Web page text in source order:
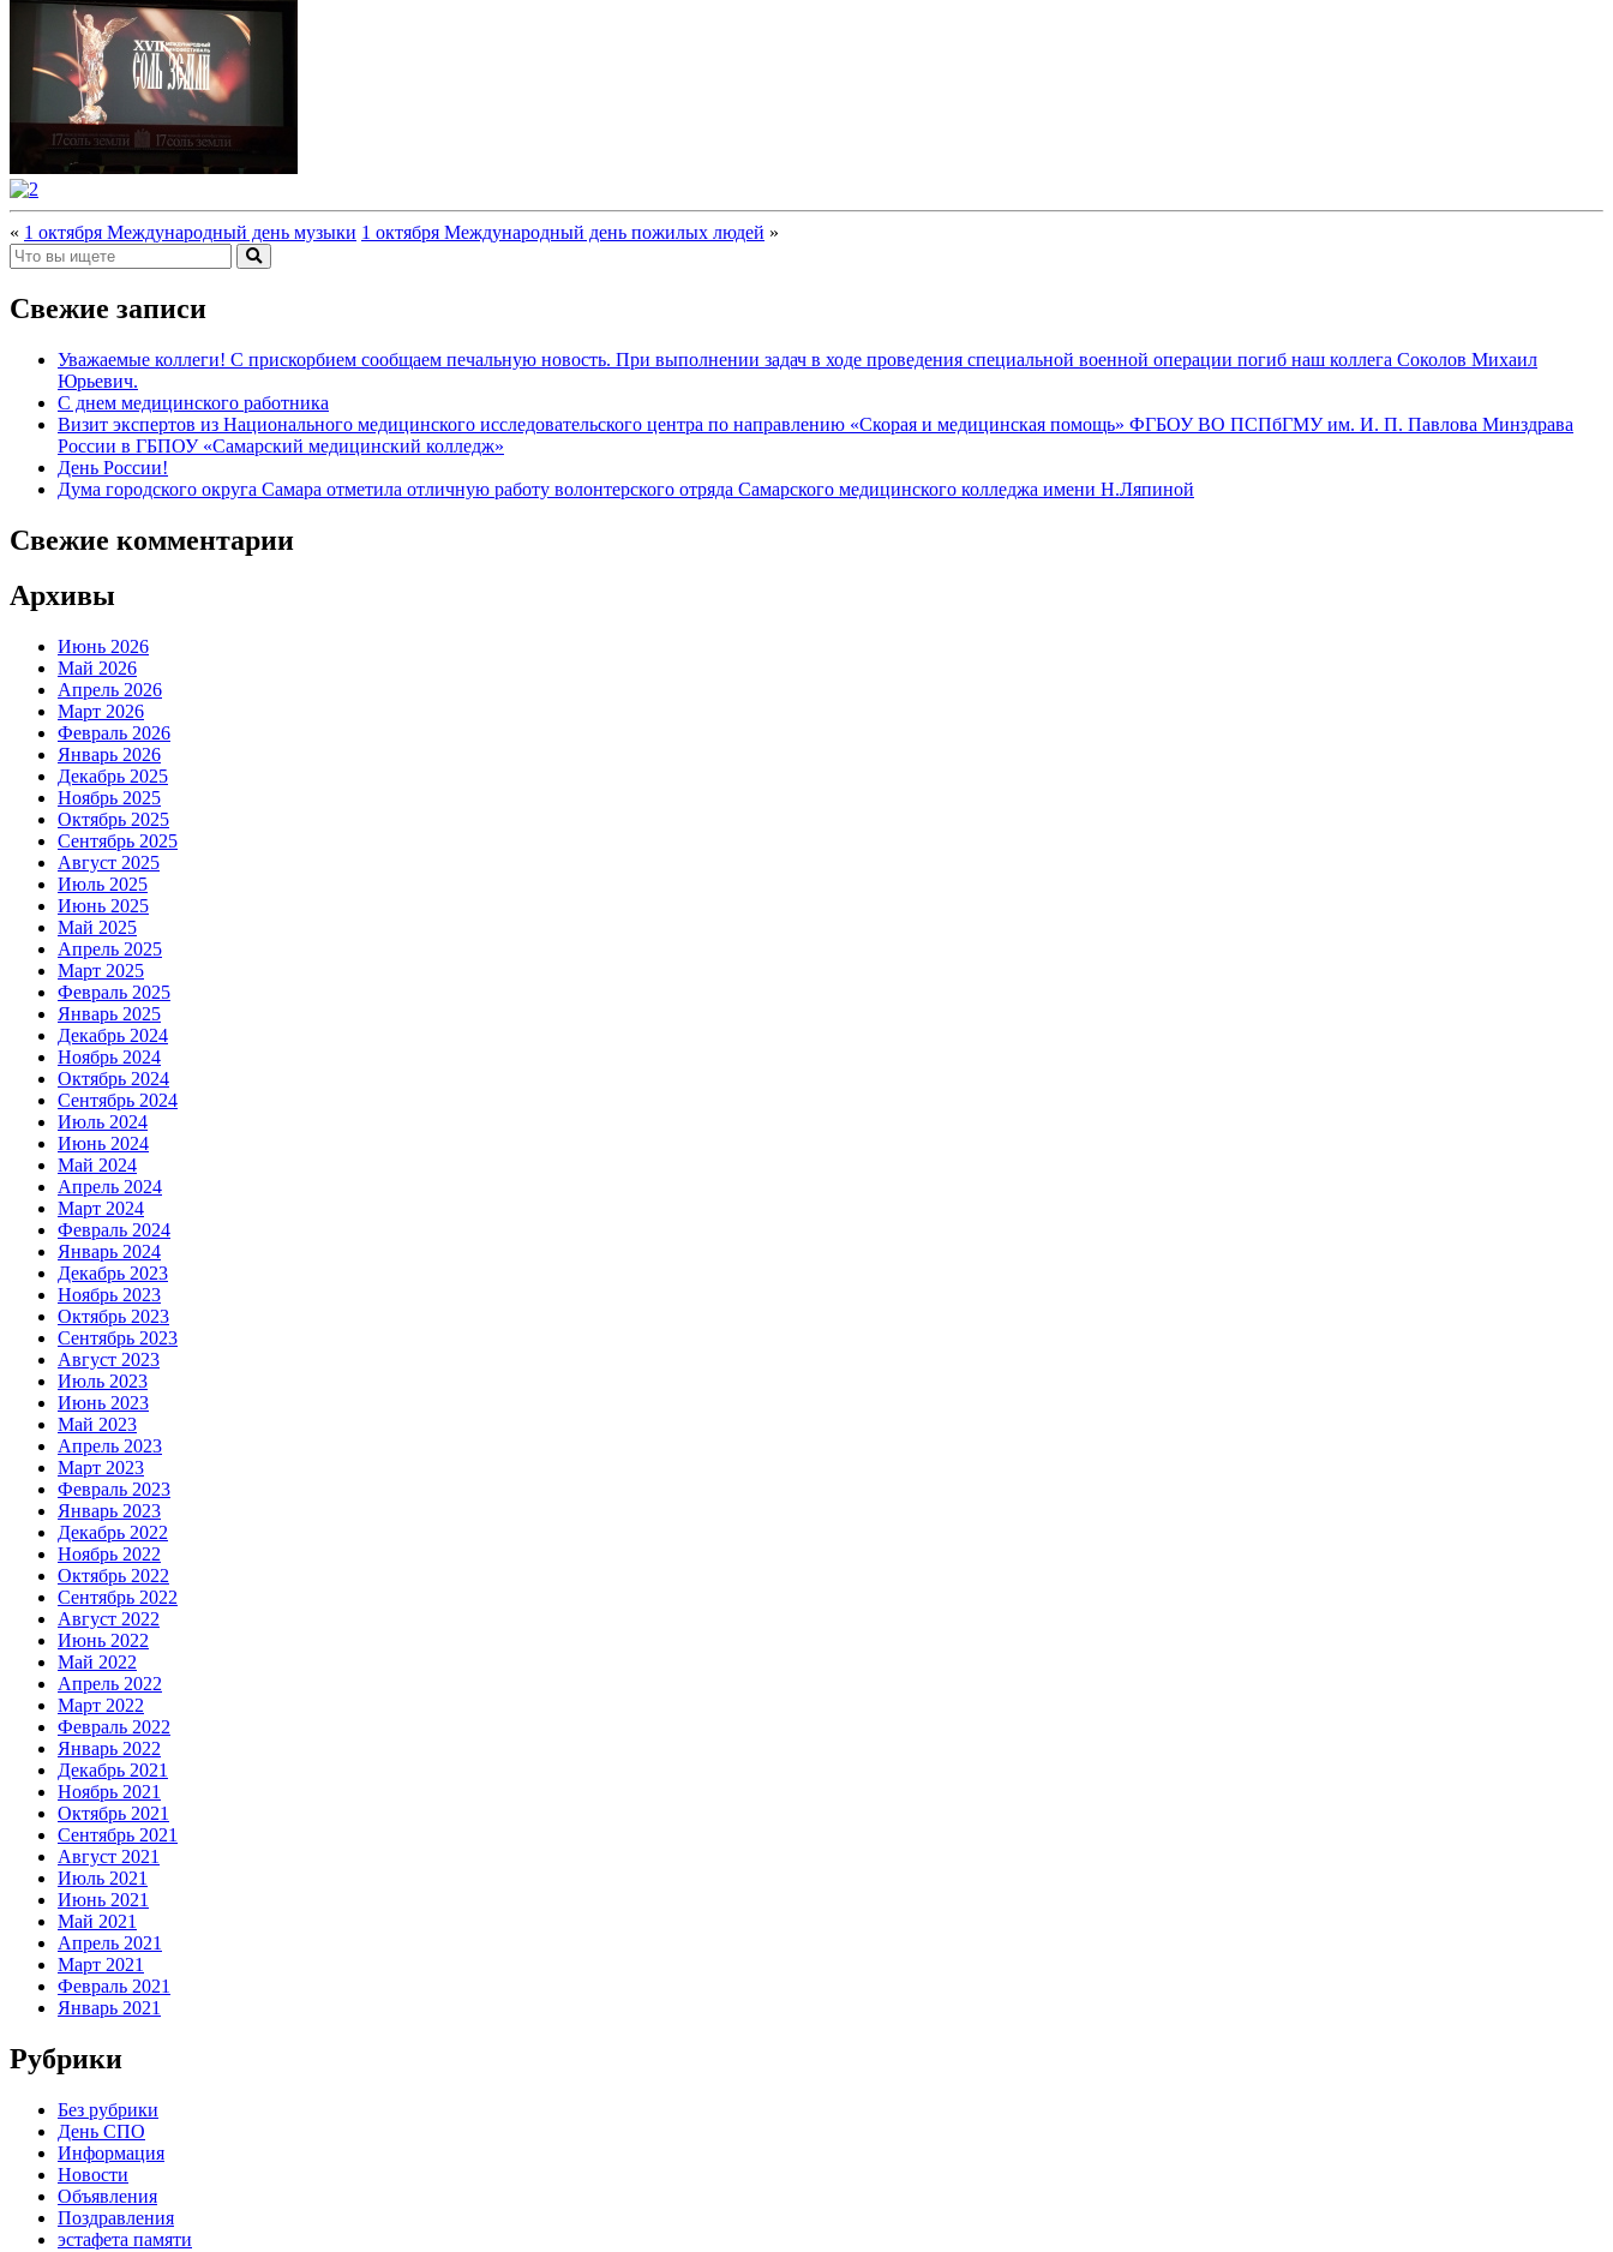
« 1 октября Международный день музыки 1 октября Международный день пожилых людей »
Свежие записи
Уважаемые коллеги! С прискорбием сообщаем печальную новость. При выполнении задач в ходе проведения специальной военной операции погиб наш коллега Соколов Михаил
Юрьевич.
С днем медицинского работника
Визит экспертов из Национального медицинского исследовательского центра по направлению «Скорая и медицинская помощь» ФГБОУ ВО ПСПбГМУ им. И. П. Павлова Минздрава
России в ГБПОУ «Самарский медицинский колледж»
День России!
Дума городского округа Самара отметила отличную работу волонтерского отряда Самарского медицинского колледжа имени Н.Ляпиной
Свежие комментарии
Архивы
Июнь 2026
Май 2026
Апрель 2026
Март 2026
Февраль 2026
Январь 2026
Декабрь 2025
Ноябрь 2025
Октябрь 2025
Сентябрь 2025
Август 2025
Июль 2025
Июнь 2025
Май 2025
Апрель 2025
Март 2025
Февраль 2025
Январь 2025
Декабрь 2024
Ноябрь 2024
Октябрь 2024
Сентябрь 2024
Июль 2024
Июнь 2024
Май 2024
Апрель 2024
Март 2024
Февраль 2024
Январь 2024
Декабрь 2023
Ноябрь 2023
Октябрь 2023
Сентябрь 2023
Август 2023
Июль 2023
Июнь 2023
Май 2023
Апрель 2023
Март 2023
Февраль 2023
Январь 2023
Декабрь 2022
Ноябрь 2022
Октябрь 2022
Сентябрь 2022
Август 2022
Июнь 2022
Май 2022
Апрель 2022
Март 2022
Февраль 2022
Январь 2022
Декабрь 2021
Ноябрь 2021
Октябрь 2021
Сентябрь 2021
Август 2021
Июль 2021
Июнь 2021
Май 2021
Апрель 2021
Март 2021
Февраль 2021
Январь 2021
Рубрики
Без рубрики
День СПО
Информация
Новости
Объявления
Поздравления
эстафета памяти